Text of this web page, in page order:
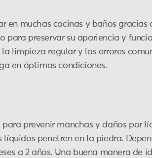
en muchas cocinas y baños
preservar su apariencia y
limpieza regular y los errores
en óptimas condiciones.
prevenir manchas y daños por
penetren en la piedra.
a 2 años. Una buena manera de